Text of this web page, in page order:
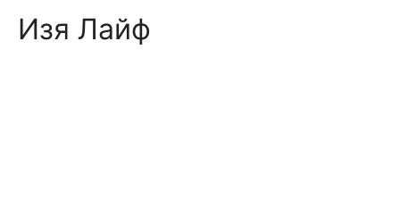
Изя Лайф